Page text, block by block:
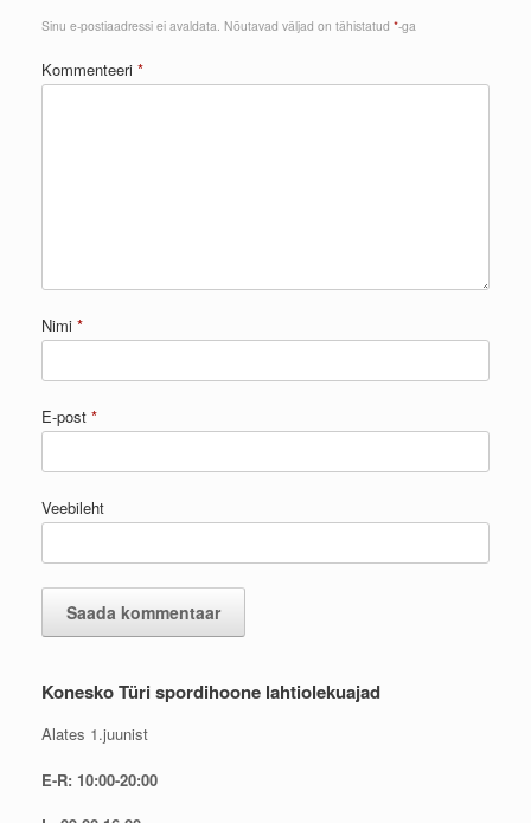
Sinu e-postiaadressi ei avaldata. Nõutavad väljad on tähistatud *-ga
Kommenteeri *
Nimi *
E-post *
Veebileht
Konesko Türi spordihoone lahtiolekuajad
Alates 1.juunist
E-R: 10:00-20:00